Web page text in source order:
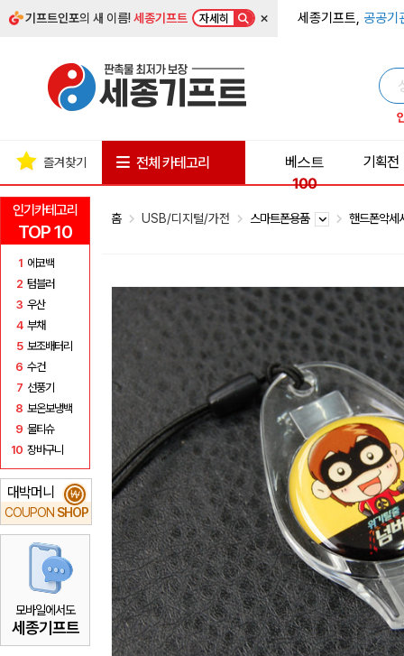
기프트인포의 새 이름!세종기프트 자세히 × 세종기프트, 공공기
인기카테고리
TOP 10
1 에코백
2 텀블러
3 우산
4 부채
5 보조배터리
6 수건
7 선풍기
8 보온보냉백
9 물티슈
10 장바구니
대박머니
COUPON SHOP
₩
모바일에서도
세종기프트
즐겨찾기 전체 카테고리
베스트
100
기획전
홈 USB/디지털/가전 스마트폰용품 핸드폰악